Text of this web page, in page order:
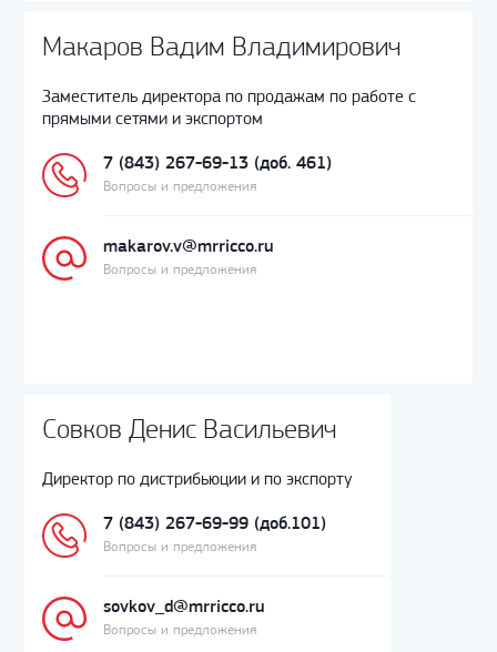
Макаров Вадим Владимирович
Заместитель директора по продажам по работе с
прямыми сетями и экспортом
7 (843) 267-69-13 (доб. 461)
Вопросы и предложения
makarov.v@mrricco.ru
Вопросы и предложения
Совков Денис Васильевич
Директор по дистрибьюции и по экспорту
7 (843) 267-69-99 (доб.101)
Вопросы и предложения
sovkov_d@mrricco.ru
Вопросы и предложения